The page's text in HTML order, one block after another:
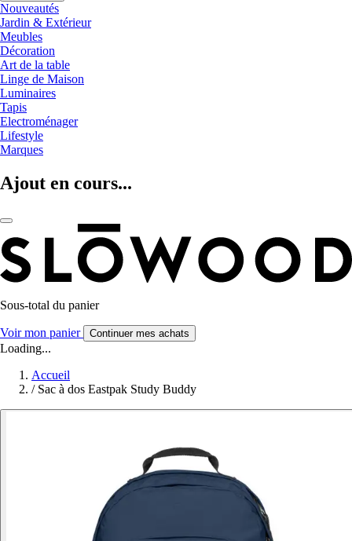
Nouveautés
Jardin & Extérieur
Meubles
Décoration
Art de la table
Linge de Maison
Luminaires
Tapis
Electroménager
Lifestyle
Marques
Ajout en cours...
Sous-total du panier
Voir mon panier Continuer mes achats
Loading...
Accueil
/ Sac à dos Eastpak Study Buddy